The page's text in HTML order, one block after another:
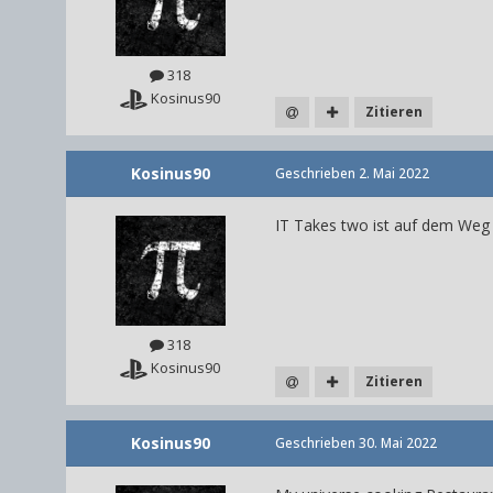
318
Kosinus90
Zitieren
Kosinus90
318
Kosinus90
Geschrieben 2. Mai 2022
IT Takes two ist auf dem Weg
Zitieren
Kosinus90 Geschrieben 30. Mai 2022